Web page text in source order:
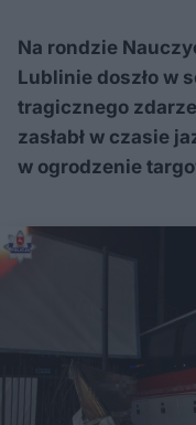
Na rondzie
Lublinie doszło w
tragicznego
zasłabł w czasie
w ogrodzenie